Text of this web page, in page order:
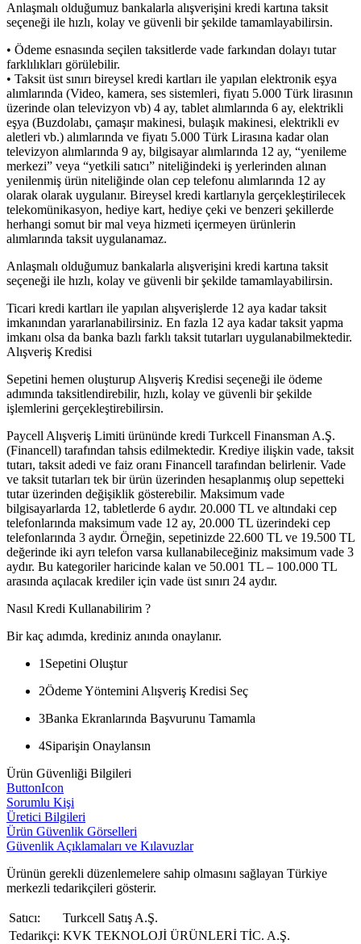
Anlaşmalı olduğumuz bankalarla alışverişini kredi kartına taksit
seçeneği ile hızlı, kolay ve güvenli bir şekilde tamamlayabilirsin.
• Ödeme esnasında seçilen taksitlerde vade farkından dolayı tutar
farklılıkları görülebilir.
• Taksit üst sınırı bireysel kredi kartları ile yapılan elektronik eşya
alımlarında (Video, kamera, ses sistemleri, fiyatı 5.000 Türk lirasının
üzerinde olan televizyon vb) 4 ay, tablet alımlarında 6 ay, elektrikli
eşya (Buzdolabı, çamaşır makinesi, bulaşık makinesi, elektrikli ev
aletleri vb.) alımlarında ve fiyatı 5.000 Türk Lirasına kadar olan
televizyon alımlarında 9 ay, bilgisayar alımlarında 12 ay, “yenileme
merkezi” veya “yetkili satıcı” niteliğindeki iş yerlerinden alınan
yenilenmiş ürün niteliğinde olan cep telefonu alımlarında 12 ay
olarak olarak uygulanır. Bireysel kredi kartlarıyla gerçekleştirilecek
telekomünikasyon, hediye kart, hediye çeki ve benzeri şekillerde
herhangi somut bir mal veya hizmeti içermeyen ürünlerin
alımlarında taksit uygulanamaz.
Anlaşmalı olduğumuz bankalarla alışverişini kredi kartına taksit
seçeneği ile hızlı, kolay ve güvenli bir şekilde tamamlayabilirsin.
Ticari kredi kartları ile yapılan alışverişlerde 12 aya kadar taksit
imkanından yararlanabilirsiniz. En fazla 12 aya kadar taksit yapma
imkanı olsa da banka bazlı farklı taksit tutarları uygulanabilmektedir.
Alışveriş Kredisi
Sepetini hemen oluşturup Alışveriş Kredisi seçeneği ile ödeme
adımında taksitlendirebilir, hızlı, kolay ve güvenli bir şekilde
işlemlerini gerçekleştirebilirsin.
Paycell Alışveriş Limiti ürününde kredi Turkcell Finansman A.Ş.
(Financell) tarafından tahsis edilmektedir. Krediye ilişkin vade, taksit
tutarı, taksit adedi ve faiz oranı Financell tarafından belirlenir. Vade
ve taksit tutarları tek bir ürün üzerinden hesaplanmış olup sepetteki
tutar üzerinden değişiklik gösterebilir. Maksimum vade
bilgisayarlarda 12, tabletlerde 6 aydır. 20.000 TL ve altındaki cep
telefonlarında maksimum vade 12 ay, 20.000 TL üzerindeki cep
telefonlarında 3 aydır. Örneğin, sepetinizde 22.600 TL ve 19.500 TL
değerinde iki ayrı telefon varsa kullanabileceğiniz maksimum vade 3
aydır. Bu kategoriler haricinde kalan ve 50.001 TL – 100.000 TL
arasında açılacak krediler için vade üst sınırı 24 aydır.
Nasıl Kredi Kullanabilirim ?
Bir kaç adımda, krediniz anında onaylanır.
1 Sepetini Oluştur
2Ödeme Yöntemini Alışveriş Kredisi Seç
3Banka Ekranlarında Başvurunu Tamamla
4Siparişin Onaylansın
Ürün Güvenliği Bilgileri
ButtonIcon
Sorumlu Kişi
Üretici Bilgileri
Ürün Güvenlik Görselleri
Güvenlik Açıklamaları ve Kılavuzlar
Ürünün gerekli düzenlemelere sahip olmasını sağlayan Türkiye
merkezli tedarikçileri gösterir.
Satıcı:
Turkcell Satış A.Ş.
Tedarikçi: KVK TEKNOLOJİ ÜRÜNLERİ TİC. A.Ş.